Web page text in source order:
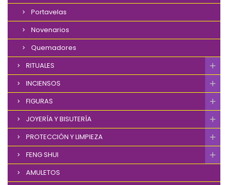
Portavelas
Novenarios
Quemadores
RITUALES
INCIENSOS
FIGURAS
JOYERÍA Y BISUTERÍA
PROTECCIÓN Y LIMPIEZA
FENG SHUI
AMULETOS